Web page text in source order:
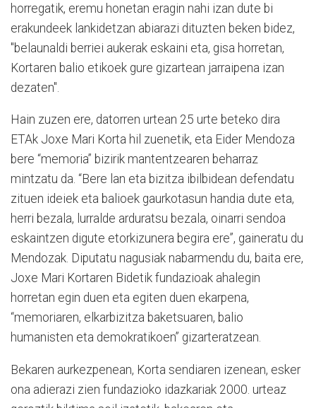
horregatik, eremu honetan eragin nahi izan dute bi
erakundeek lankidetzan abiarazi dituzten beken bidez,
"belaunaldi berriei aukerak eskaini eta, gisa horretan,
Kortaren balio etikoek gure gizartean jarraipena izan
dezaten".
Hain zuzen ere, datorren urtean 25 urte beteko dira
ETAk Joxe Mari Korta hil zuenetik, eta Eider Mendoza
bere “memoria” bizirik mantentzearen beharraz
mintzatu da. “Bere lan eta bizitza ibilbidean defendatu
zituen ideiek eta balioek gaurkotasun handia dute eta,
herri bezala, lurralde arduratsu bezala, oinarri sendoa
eskaintzen digute etorkizunera begira ere”, gaineratu du
Mendozak. Diputatu nagusiak nabarmendu du, baita ere,
Joxe Mari Kortaren Bidetik fundazioak ahalegin
horretan egin duen eta egiten duen ekarpena,
“memoriaren, elkarbizitza baketsuaren, balio
humanisten eta demokratikoen” gizarteratzean.
Bekaren aurkezpenean, Korta sendiaren izenean, esker
ona adierazi zien fundazioko idazkariak 2000. urteaz